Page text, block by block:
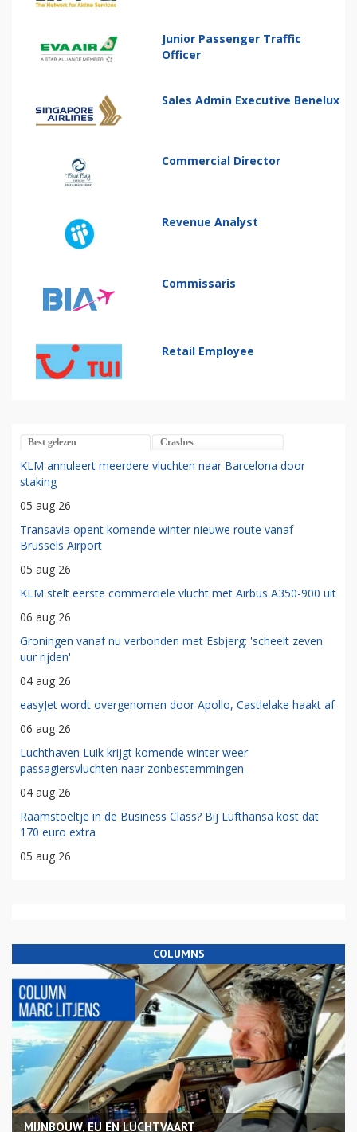
Junior Passenger Traffic
Officer
Sales Admin Executive Benelux
Commercial Director
Revenue Analyst
Commissaris
Retail Employee
Best gelezen Crashes
KLM annuleert meerdere vluchten naar Barcelona door
staking
05 aug 26
Transavia opent komende winter nieuwe route vanaf
Brussels Airport
05 aug 26
KLM stelt eerste commerciële vlucht met Airbus A350-900 uit
06 aug 26
Groningen vanaf nu verbonden met Esbjerg: 'scheelt zeven
uur rijden'
04 aug 26
easyJet wordt overgenomen door Apollo, Castlelake haakt af
06 aug 26
Luchthaven Luik krijgt komende winter weer
passagiersvluchten naar zonbestemmingen
04 aug 26
Raamstoeltje in de Business Class? Bij Lufthansa kost dat
170 euro extra
05 aug 26
COLUMNS
MIJNBOUW, EU EN LUCHTVAART